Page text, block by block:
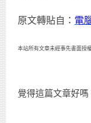
原文轉貼自： 電
本站所有文章未經事先書面授
覺得這篇文章好